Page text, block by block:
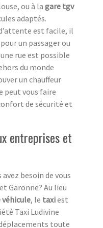
ou à la gare tgv
adaptés.
est facile, il
un passager ou
rue est possible
du monde
un chauffeur
peut vous faire
de sécurité et
entreprises et
besoin de vous
Garonne? Au lieu
, le taxiest
Taxi Ludivine
toute